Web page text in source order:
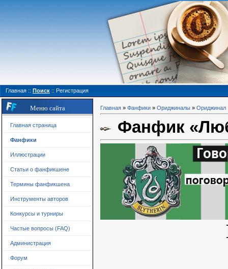
Главная :: Поиск :: Регистрация
Меню сайта
Главная страница
Фанфики
Иллюстрации
Статьи о фанфикшене
Термины фанфикшена
Инструменты авторов
Конкурсы и турниры
Частые вопросы (FAQ)
Администрация
Форум
Главная » Фанфики » Ориджиналы » Ориджинал
Фанфик